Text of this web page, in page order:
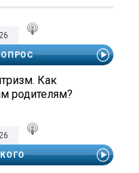
Как
родителям?